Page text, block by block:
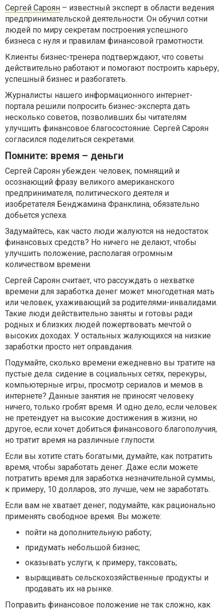
Сергей Сароян – известный эксперт в области ведения
предпринимательской деятельности. Он обучил сотни
людей по миру секретам построения успешного
бизнеса с нуля и правилам финансовой грамотности.
Клиенты бизнес-тренера подтверждают, что советы
действительно работают и помогают построить карьеру,
успешный бизнес и разбогатеть.
Журналисты нашего информационного интернет-
портала решили попросить бизнес-эксперта дать
несколько советов, позволивших бы читателям
улучшить финансовое благосостояние. Сергей Сароян
согласился поделиться секретами.
Помните: время – деньги
Сергей Сароян убежден: человек, помнящий и
осознающий фразу великого американского
предпринимателя, политического деятеля и
изобретателя Бенджамина Франклина, обязательно
добьется успеха.
Задумайтесь, как часто люди жалуются на недостаток
финансовых средств? Но ничего не делают, чтобы
улучшить положение, располагая огромным
количеством времени.
Сергей Сароян считает, что рассуждать о нехватке
времени для заработка денег может многодетная мать
или человек, ухаживающий за родителями-инвалидами.
Такие люди действительно заняты и готовы ради
родных и близких людей пожертвовать мечтой о
высоких доходах. У остальных жалующихся на низкие
заработки просто нет оправдания.
Подумайте, сколько времени ежедневно вы тратите на
пустые дела: сидение в социальных сетях, перекуры,
компьютерные игры, просмотр сериалов и мемов в
интернете? Данные занятия не приносят человеку
ничего, только гробят время. И одно дело, если человек
не претендует на высокие достижения в жизни, но
другое, если хочет добиться финансового благополучия,
но тратит время на различные глупости.
Если вы хотите стать богатыми, думайте, как потратить
время, чтобы заработать денег. Даже если можете
потратить время для заработка незначительной суммы,
к примеру, 10 долларов, это лучше, чем не заработать.
Если вам не хватает денег, подумайте, как рационально
применять свободное время. Вы можете:
пойти на дополнительную работу;
придумать небольшой бизнес;
оказывать услуги, к примеру, таксовать;
выращивать сельскохозяйственные продукты и
продавать их на рынке.
Поправить финансовое положение не так сложно, как